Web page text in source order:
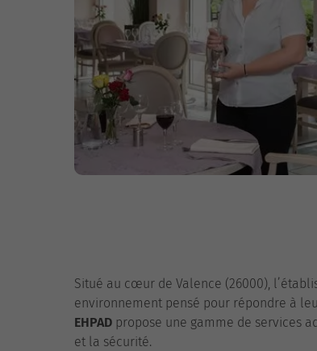
Situé au cœur de Valence (26000),
environnement pensé pour répondre à
EHPAD propose une gamme de services
et la sécurité.